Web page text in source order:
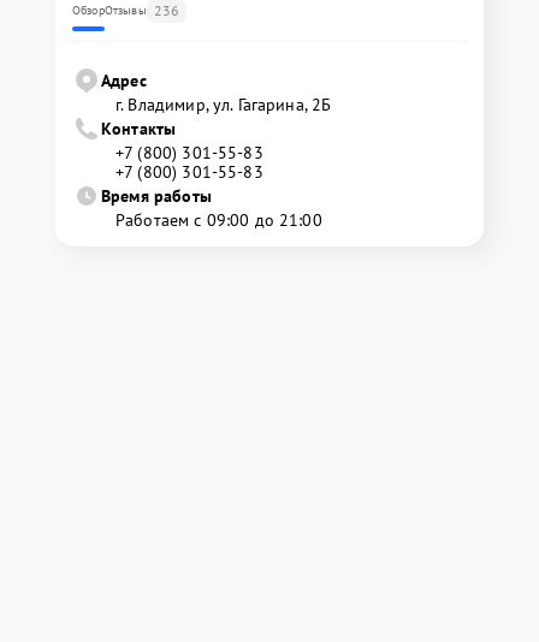
ОбзорОтзывы 236
Адрес
г. Владимир, ул. Гагарина, 2Б
Контакты
+7 (800) 301-55-83
+7 (800) 301-55-83
Время работы
Работаем с 09:00 до 21:00